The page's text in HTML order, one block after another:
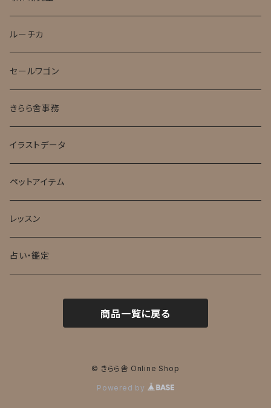
ルーチカ
セールワゴン
きらら舎事務
イラストデータ
ペットアイテム
レッスン
占い・鑑定
商品一覧に戻る
© きらら舎 Online Shop
Powered by